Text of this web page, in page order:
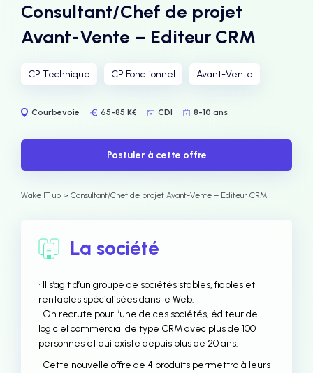
Consultant/Chef de projet
Avant-Vente – Editeur CRM
CP Technique CP Fonctionnel Avant-Vente
Courbevoie 65-85 K€ CDI 8-10 ans
Postuler à cette offre
Wake IT up > Consultant/Chef de projet Avant-Vente – Editeur CRM
La société
• Il s’agit d’un groupe de sociétés stables, fiables et
rentables spécialisées dans le Web.
• On recrute pour l’une de ces sociétés, éditeur de
logiciel commercial de type CRM avec plus de 100
personnes et qui existe depuis plus de 20 ans.
• Cette nouvelle offre de 4 produits permettra à leurs